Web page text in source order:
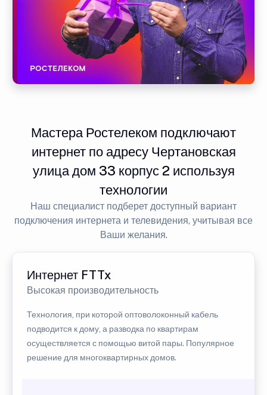
Мастера Ростелеком подключают
интернет по адресу Чертановская
улица дом 33 корпус 2 используя
технологии
Наш специалист подберет доступный вариант
подключения интернета и телевидения, учитывая все
Ваши желания.
Интернет FTTx
Высокая производительность
Технология, при которой оптоволоконный кабель
подводится к дому, а разводка по квартирам
осуществляется с помощью витой пары. Популярное
решение для многоквартирных домов.